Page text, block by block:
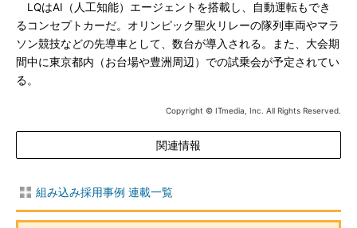
LQはAI（人工知能）エージェントを搭載し、自動運転もでき
るコンセプトカーだ。オリンピック聖火リレーの隊列車両やマラ
ソン競技などの先導車として、数台が導入される。また、大会期
間中に東京都内（お台場や豊洲周辺）での試乗会が予定されてい
る。
Copyright © ITmedia, Inc. All Rights Reserved.
関連情報
組み込み採用事例 連載一覧